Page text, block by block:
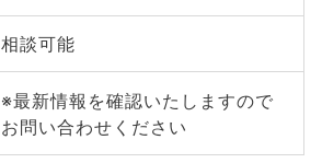
相談可能
※最新情報を確認いたしますので
お問い合わせください